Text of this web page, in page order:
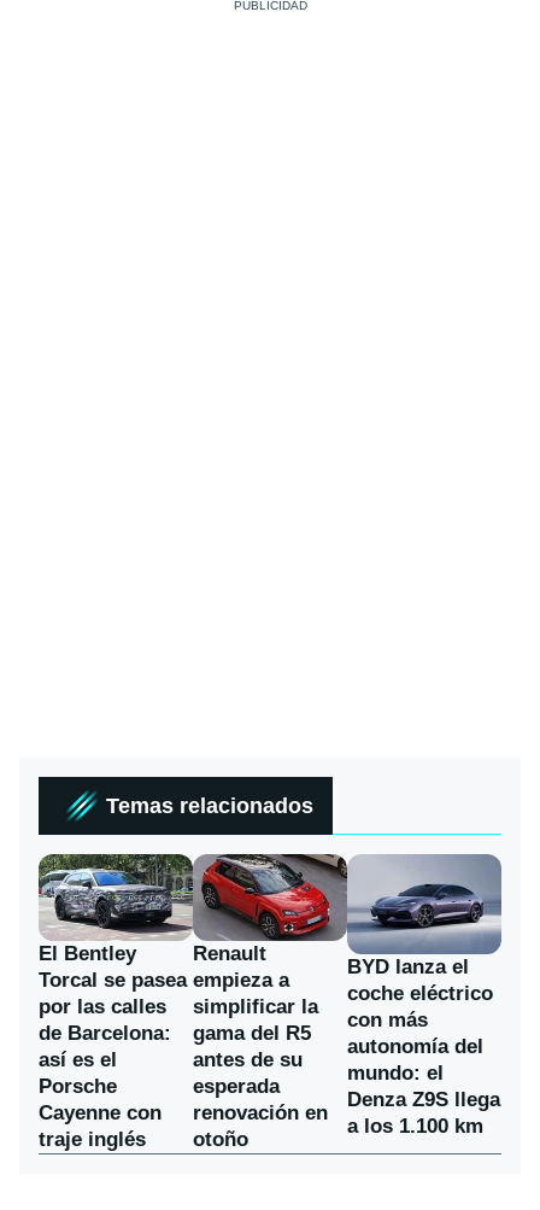
Temas relacionados
El Bentley
Torcal se pasea
por las calles
de Barcelona:
así es el
Porsche
Cayenne con
traje inglés
Renault
empieza a
simplificar la
gama del R5
antes de su
esperada
renovación en
otoño
BYD lanza el
coche eléctrico
con más
autonomía del
mundo: el
Denza Z9S llega
a los 1.100 km